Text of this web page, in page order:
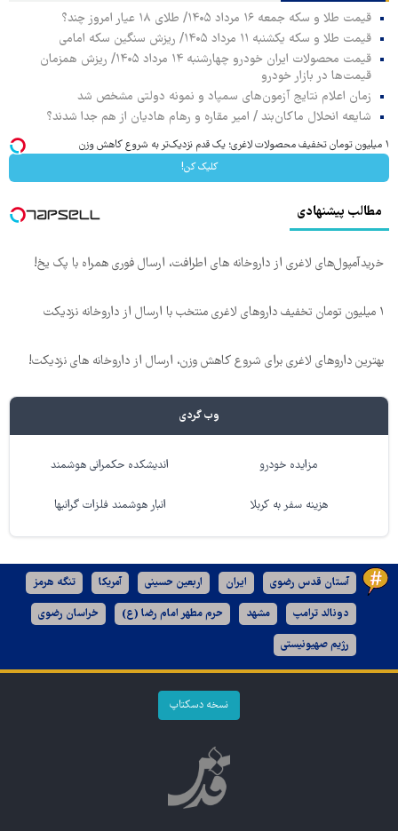
قیمت طلا و سکه جمعه ۱۶ مرداد ۱۴۰۵/ طلای ۱۸ عیار امروز چند؟
قیمت طلا و سکه یکشنبه ۱۱ مرداد ۱۴۰۵/ ریزش سنگین سکه امامی
قیمت محصولات ایران خودرو چهارشنبه ۱۴ مرداد ۱۴۰۵/ ریزش همزمان
قیمت‌ها در بازار خودرو
زمان اعلام نتایج آزمون‌های سمپاد و نمونه دولتی مشخص شد
شایعه انحلال ماکان‌بند / امیر مقاره و رهام هادیان از هم جدا شدند؟
۱ میلیون تومان تخفیف محصولات لاغری؛ یک قدم نزدیک‌تر به شروع کاهش وزن
کلیک کن!
مطالب پیشنهادی
خریدآمپول‌های لاغری از داروخانه های اطرافت، ارسال فوری همراه با پک یخ!
۱ میلیون تومان تخفیف داروهای لاغری منتخب با ارسال از داروخانه نزدیکت
بهترین داروهای لاغری برای شروع کاهش وزن، ارسال از داروخانه های نزدیکت!
وب گردی
مزایده خودرو اندیشکده حکمرانی هوشمند
هزینه سفر به کربلا انبار هوشمند فلزات گرانبها
آستان قدس رضوی ایران اربعین حسینی آمریکا تنگه هرمز
دونالد ترامپ مشهد حرم مطهر امام رضا (ع) خراسان رضوی
رژیم صهیونیستی
نسخه دسکتاپ